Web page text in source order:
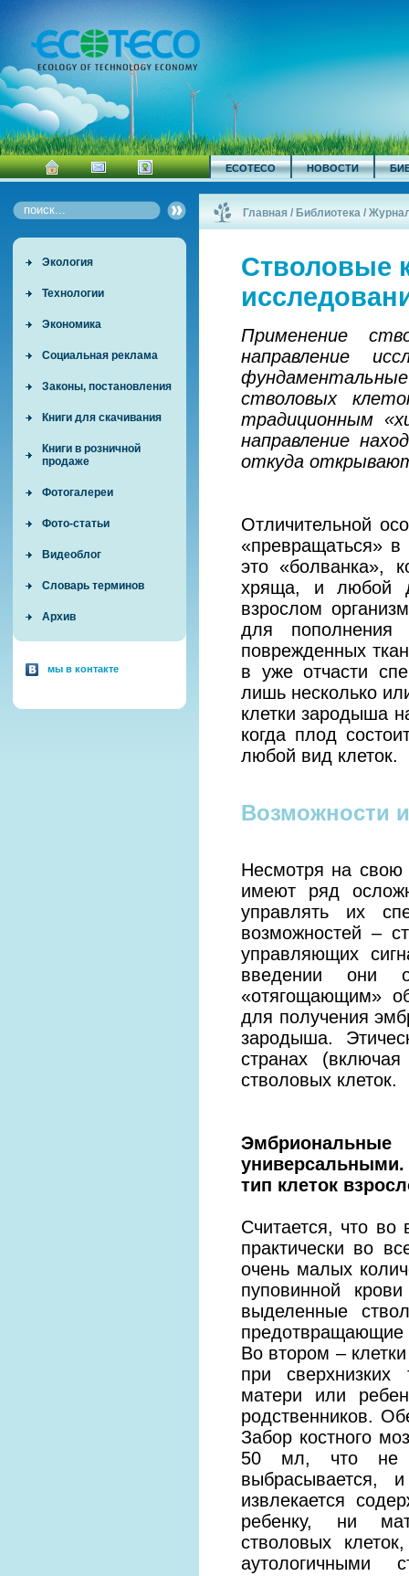
ECOTECO НОВОСТИ
Экология
Технологии
Экономика
Социальная реклама
Законы, постановления
Книги для скачивания
Книги в розничной
продаже
Фотогалереи
Фото-статьи
Видеоблог
Словарь терминов
Архив
мы в контакте
Главная / Библиотека /
Стволовые
Применение
направление
стволовых
традиционным
направление
откуда
Отличительной
«превращаться» в
это «болванка»,
хряща, и любой
взрослом
для пополнения
поврежденных
в уже отчасти
лишь несколько
клетки зародыша
когда плод
любой вид клеток.
Возможности
Несмотря на свою
имеют ряд
управлять их
возможностей –
управляющих
введении они
«отягощающим»
для получения
зародыша.
странах
стволовых клеток.
тип клеток
Считается, что во
практически во
очень малых
пуповинной
выделенные
Во втором –
при сверхнизких
матери или
родственников.
Забор костного
50 мл, что не
извлекается
ребенку, ни
стволовых
аутологичными